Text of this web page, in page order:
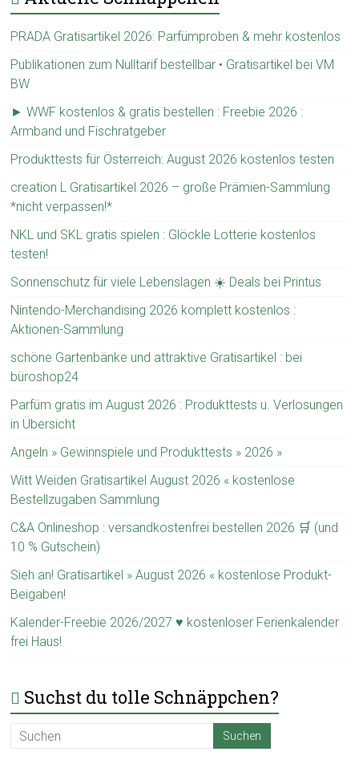
PRADA Gratisartikel 2026: Parfümproben & mehr kostenlos
Publikationen zum Nulltarif bestellbar • Gratisartikel bei VM
BW
► WWF kostenlos & gratis bestellen : Freebie 2026 :
Armband und Fischratgeber
Produkttests für Österreich: August 2026 kostenlos testen
creation L Gratisartikel 2026 – große Prämien-Sammlung
*nicht verpassen!*
NKL und SKL gratis spielen : Glöckle Lotterie kostenlos
testen!
Sonnenschutz für viele Lebenslagen ☀️ Deals bei Printus
Nintendo-Merchandising 2026 komplett kostenlos :
Aktionen-Sammlung
schöne Gartenbänke und attraktive Gratisartikel : bei
büroshop24
Parfüm gratis im August 2026 : Produkttests u. Verlosungen
in Übersicht
Angeln » Gewinnspiele und Produkttests » 2026 »
Witt Weiden Gratisartikel August 2026 « kostenlose
Bestellzugaben Sammlung
C&A Onlineshop : versandkostenfrei bestellen 2026 🛒 (und
10 % Gutschein)
Sieh an! Gratisartikel » August 2026 « kostenlose Produkt-
Beigaben!
Kalender-Freebie 2026/2027 ♥ kostenloser Ferienkalender
frei Haus!
Suchst du tolle Schnäppchen?